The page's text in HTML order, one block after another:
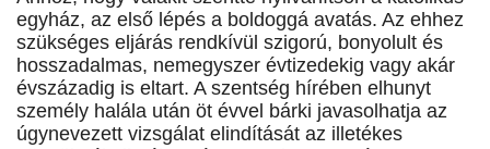
egyház, az első lépés a boldoggá avatás. Az ehhez
szükséges eljárás rendkívül szigorú, bonyolult és
hosszadalmas, nemegyszer évtizedekig vagy akár
évszázadig is eltart. A szentség hírében elhunyt
személy halála után öt évvel bárki javasolhatja az
úgynevezett vizsgálat elindítását az illetékes